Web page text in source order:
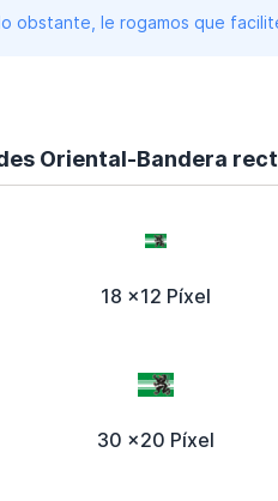
obstante, le rogamos que
Oriental-Bandera
18 x12 Píxel
30 x20 Píxel